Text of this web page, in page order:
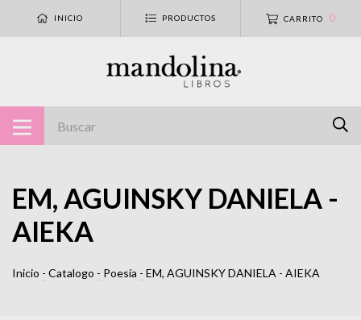
INICIO PRODUCTOS CARRITO 0
EM, AGUINSKY DANIELA -
AIEKA
Inicio - Catalogo - Poesía - EM, AGUINSKY DANIELA - AIEKA